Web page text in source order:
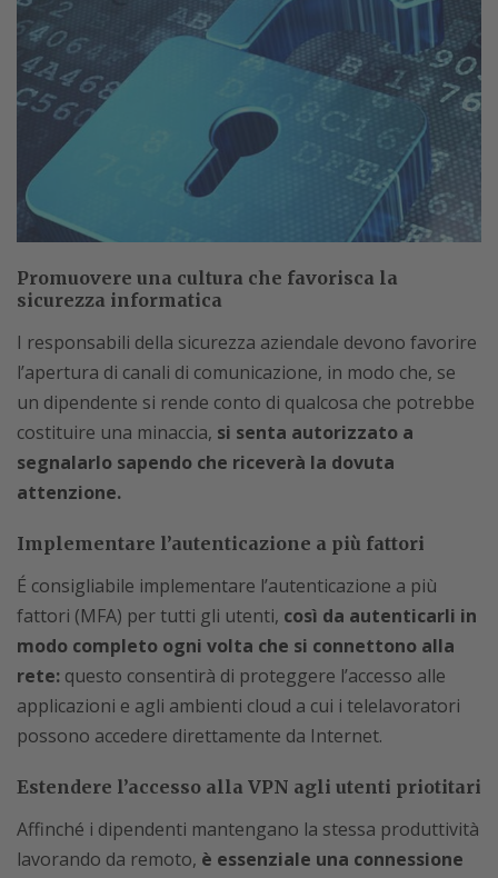
Promuovere una cultura che favorisca la
sicurezza informatica
I responsabili della sicurezza aziendale devono favorire
l’apertura di canali di comunicazione, in modo che, se
un dipendente si rende conto di qualcosa che potrebbe
costituire una minaccia, si senta autorizzato a
segnalarlo sapendo che riceverà la dovuta
attenzione.
Implementare l’autenticazione a più fattori
É consigliabile implementare l’autenticazione a più
fattori (MFA) per tutti gli utenti, così da autenticarli in
modo completo ogni volta che si connettono alla
rete: questo consentirà di proteggere l’accesso alle
applicazioni e agli ambienti cloud a cui i telelavoratori
possono accedere direttamente da Internet.
Estendere l’accesso alla VPN agli utenti priotitari
Affinché i dipendenti mantengano la stessa produttività
lavorando da remoto, è essenziale una connessione